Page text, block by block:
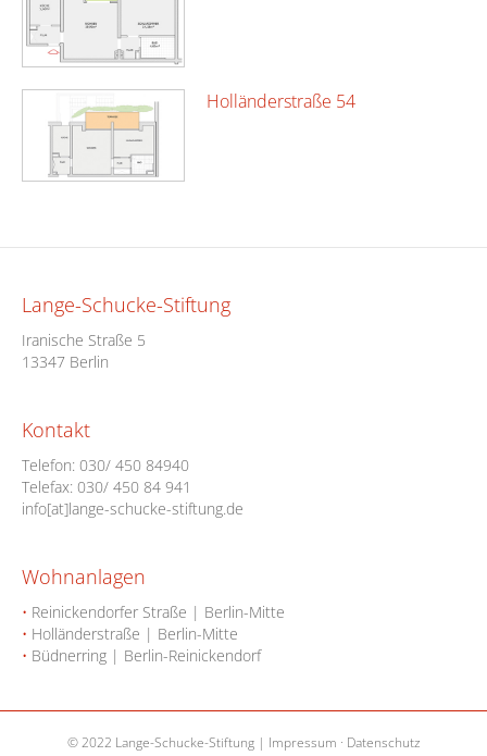
Holländerstraße 54
Lange-Schucke-Stiftung
Iranische Straße 5
13347 Berlin
Kontakt
Telefon: 030/ 450 84940
Telefax: 030/ 450 84 941
info[at]lange-schucke-stiftung.de
Wohnanlagen
• Reinickendorfer Straße | Berlin-Mitte
• Holländerstraße | Berlin-Mitte
• Büdnerring | Berlin-Reinickendorf
© 2022 Lange-Schucke-Stiftung | Impressum · Datenschutz